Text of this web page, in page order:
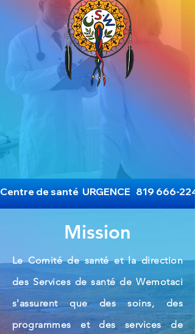
Nantokohowekamokw
Centre de Santé
Centre de santé  URGENCE   819 666-
Mission
Le Comité de santé et la direction
des Services de santé de Wemotaci
s'assurent que des soins, des
programmes et des services de